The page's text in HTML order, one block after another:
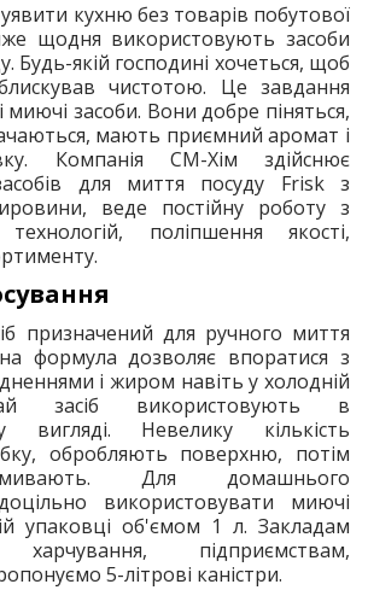
кухню без товарів побутової
щодня використовують засоби
Будь-якій господині хочеться, щоб
чистотою. Це завдання
засоби. Вони добре піняться,
мають приємний аромат і
Компанія СМ-Хім здійснює
для миття посуду Frisk з
веде постійну роботу з
технологій, поліпшення якості,
призначений для ручного миття
формула дозволяє впоратися з
і жиром навіть у холодній
засіб використовують в
вигляді. Невелику кількість
обробляють поверхню, потім
Для домашнього
використовувати миючі
упаковці об'ємом 1 л. Закладам
харчування, підприємствам,
5-літрові каністри.